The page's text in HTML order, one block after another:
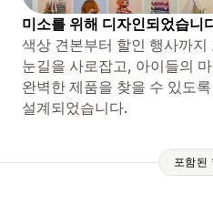
미소를 위해 디자인되었습니
색상 견본부터 할인 행사까
눈길을 사로잡고, 아이들의
완벽한 제품을 찾을 수 있도
설계되었습니다.
포함된